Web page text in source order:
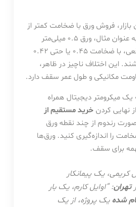
فروش ورق با ضخامت کمتر از
مقدار اسمی آن است. به عنوان مثال، ورق 0.5 میلی‌متر
اسمی را به جای 0.5 واقعی، با ضخامت 0.45 یا حتی 0.42
این اختلاف ناچیز در ظاهر،
میکرومتر دیجیتال همراه
نهایی کردن خرید مستقیم از
صورت رندوم از چند نقطه ورق
را اندازه‌گیری کنید. ورق‌ها
برای سقف.
کریمی، یک پیمانکار
تهران: “اوایل کارم، یک بار
شده یک پروژه، از یک